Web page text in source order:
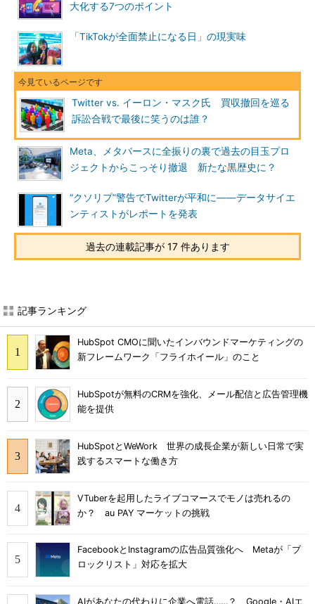
大化する7つのポイント
「TikTokが全面禁止になる日」の現実味
Twitter vs. イーロン・マスク氏 買収撤回を巡る
訴訟合戦で最後に笑うのは誰？
Meta、メタバースに全振りの裏で過去の目玉プロ
ジェクトからこっそり撤退 新たな黒歴史に？
“クソリプ”警告でTwitterが平和に――データサイエ
ンティストがレポートを発表
過去の連載記事が 17 件あります
記事ランキング
HubSpot CMOに聞いたインバウンドマーケティングの
新フレームワーク「フライホイール」のこと
HubSpotが無料のCRMを強化、メール配信と広告管理機
能を提供
HubSpotとWeWork 世界の成長企業が新しい日常で実
践するスマートな働き方
VTuberを起用したライブコマースでモノは売れるの
か？ au PAY マーケットの挑戦
FacebookとInstagramの広告品質強化へ Metaが「ブ
ロックリスト」対応を拡大
AIがあなたの代わりに企業へ電話……？ Google・AIエ